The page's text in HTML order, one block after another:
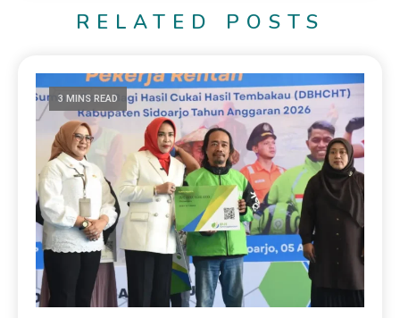
RELATED POSTS
3 MINS READ